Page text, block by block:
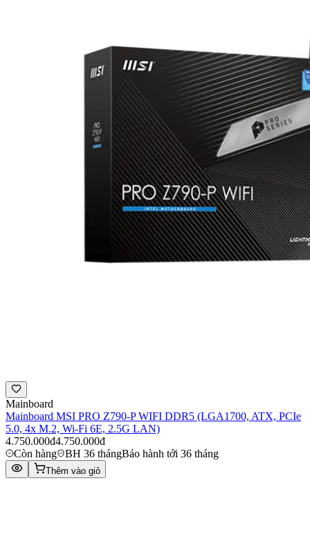
Mainboard
Mainboard MSI PRO Z790-P WIFI DDR5 (LGA1700, ATX, PCIe
5.0, 4x M.2, Wi-Fi 6E, 2.5G LAN)
4.750.000đ4.750.000đ
Còn hàng
BH 36 thángBảo hành tới 36 tháng
Thêm vào giỏ